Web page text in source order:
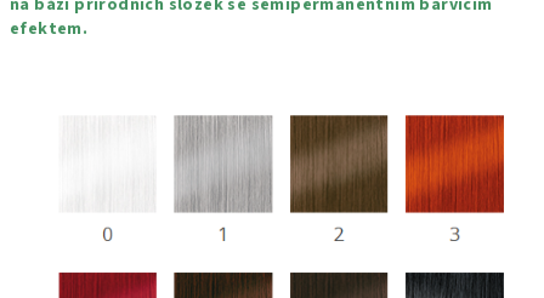
na bázi přírodních složek se semipermanentním barvícím
efektem.